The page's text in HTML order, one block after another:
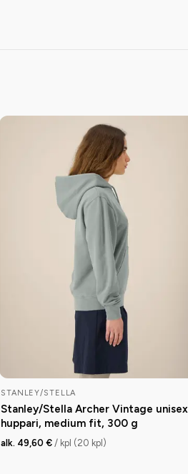
STANLEY/STELLA
Stanley/Stella Archer Vintage unisex
huppari, medium fit, 300 g
alk. 49,60 € / kpl (20 kpl)